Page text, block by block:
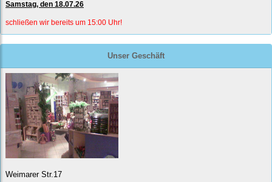
Samstag, den 18.07.26
schließen wir bereits um 15:00 Uhr!
Unser Geschäft
Weimarer Str.17